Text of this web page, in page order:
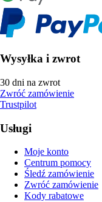
Wysyłka i zwrot
30 dni na zwrot
Zwróć zamówienie
Trustpilot
Usługi
Moje konto
Centrum pomocy
Śledź zamówienie
Zwróć zamówienie
Kody rabatowe